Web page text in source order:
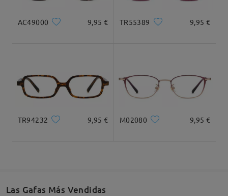
33mm/ 1.30plg. 16mm/ 0.63plg.
Descripción del Producto
AC49000 9,95 € TR55389 9,95 €
TR94232 9,95 € M02080 9,95 €
Las Gafas Más Vendidas